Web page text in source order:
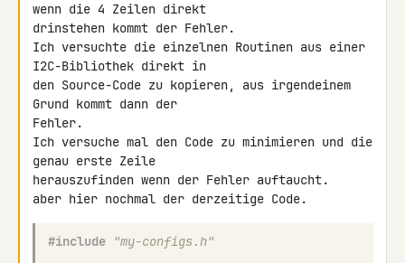
wenn die 4 Zeilen direkt
drinstehen kommt der Fehler.
Ich versuchte die einzelnen Routinen aus einer
I2C-Bibliothek direkt in
den Source-Code zu kopieren, aus irgendeinem
Grund kommt dann der
Fehler.
Ich versuche mal den Code zu minimieren und die
genau erste Zeile
herauszufinden wenn der Fehler auftaucht.
aber hier nochmal der derzeitige Code.
#include "my-configs.h"